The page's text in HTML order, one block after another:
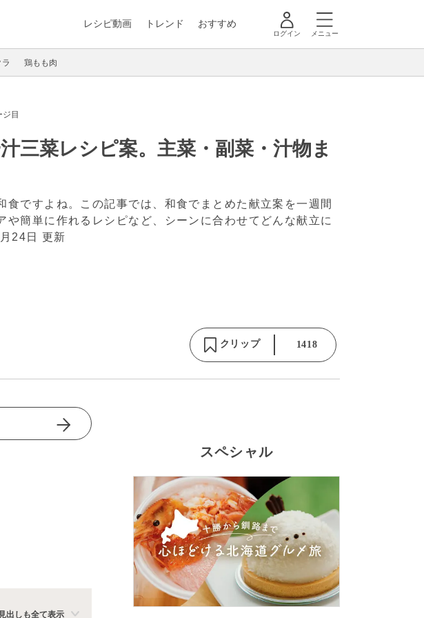
レシピ動画 トレンド おすすめ
ログイン メニュー
鶏もも肉
目
三菜レシピ案。主菜・副菜・汁物ま
食ですよね。この記事では、和食でまとめた献立案を一週間
簡単に作れるレシピなど、シーンに合わせてどんな献立に
24日 更新
クリップ 1418
出しも全て表示
スペシャル